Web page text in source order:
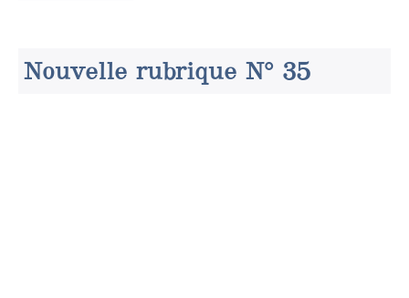
Nouvelle rubrique N° 35